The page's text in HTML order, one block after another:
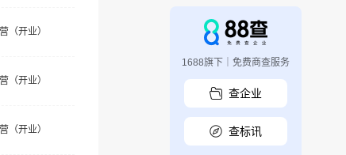
（开业）
（开业）
（开业）
1688旗下｜免费商查服务
查企业
查标讯